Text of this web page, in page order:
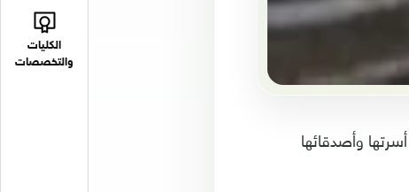
الكليات
والتخصصات
وأصدقائها